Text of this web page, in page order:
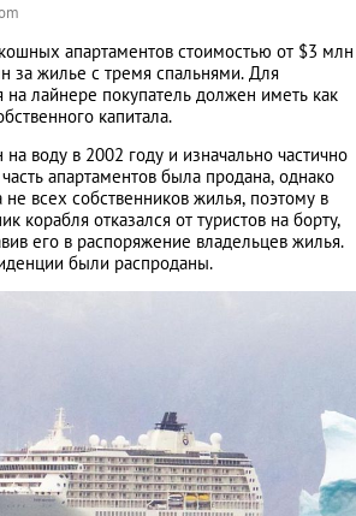
апартаментов стоимостью от $3 млн
за жилье с тремя спальнями. Для
на лайнере покупатель должен иметь как
капитала.
воду в 2002 году и изначально частично
апартаментов была продана, однако
не всех собственников жилья, поэтому в
корабля отказался от туристов на борту,
его в распоряжение владельцев жилья.
были распроданы.